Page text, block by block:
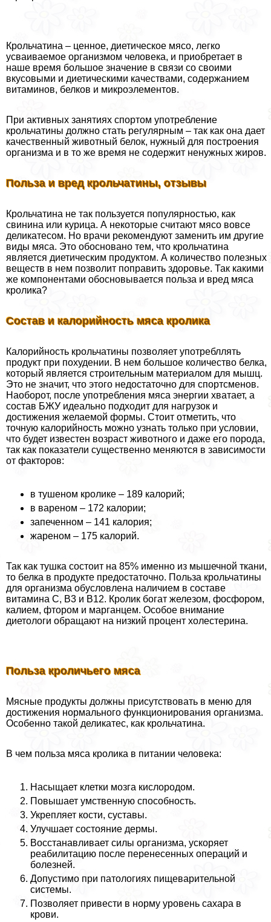
Крольчатина – ценное, диетическое мясо, легко
усваиваемое организмом человека, и приобретает в
наше время большое значение в связи со своими
вкусовыми и диетическими качествами, содержанием
витаминов, белков и микроэлементов.
При активных занятиях спортом употрeбление
крольчатины должно стать регулярным – так как она дает
качественный животный белок, нужный для построения
организма и в то же время не содержит ненужных жиров.
Польза и вред крольчатины, отзывы
Крольчатина не так пользуется популярностью, как
свинина или курица. А некоторые считают мясо вовсе
деликатесом. Но врачи рекомендуют заменить им другие
виды мяса. Это обосновано тем, что крольчатина
является диетическим продуктом. А количество полезных
веществ в нем позволит поправить здоровье. Так какими
же компонентами обосновывается польза и вред мяса
кролика?
Состав и калорийность мяса кролика
Калорийность крольчатины позволяет употрeбллять
продукт при похудении. В нем большое количество белка,
который является строительным материалом для мышц.
Это не значит, что этого недостаточно для спортсменов.
Наоборот, после употрeбления мяса энергии хватает, а
состав БЖУ идеально подходит для нагрузок и
достижения желаемой формы. Стоит отметить, что
точную калорийность можно узнать только при условии,
что будет известен возраст животного и даже его порода,
так как показатели существенно меняются в зависимости
от факторов:
в тушеном кролике – 189 калорий;
в вареном – 172 калории;
запеченном – 141 калория;
жареном – 175 калорий.
Так как тушка состоит на 85% именно из мышечной ткани,
то белка в продукте предостаточно. Польза крольчатины
для организма обусловлена наличием в составе
витамина С, В3 и В12. Кролик богат железом, фосфором,
калием, фтором и марганцем. Особое внимание
диетологи обращают на низкий процент холестерина.
Польза кроличьего мяса
Мясные продукты должны присутствовать в меню для
достижения нормального функционирования организма.
Особенно такой деликатес, как крольчатина.
В чем польза мяса кролика в питании человека:
Насыщает клетки мозга кислородом.
Повышает умственную способность.
Укрепляет кости, суставы.
Улучшает состояние дермы.
Восстанавливает силы организма, ускоряет
реабилитацию после перенесенных операций и
болезней.
Допустимо при патологиях пищеварительной
системы.
Позволяет привести в норму уровень сахара в
крови.